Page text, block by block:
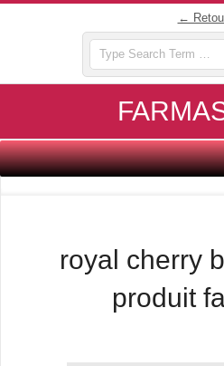
←
Primary
Navigation
royal cherry
produit